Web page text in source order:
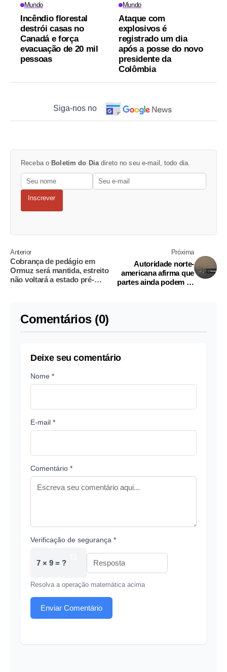
Mundo
Incêndio florestal
destrói casas no
Canadá e força
evacuação de 20 mil
pessoas
Mundo
Ataque com
explosivos é
registrado um dia
após a posse do novo
presidente da
Colômbia
Siga-nos no
Receba o Boletim do Diadireto no seu e-mail, todo dia.
Inscrever
Anterior
Cobrança de pedágio em
Ormuz será mantida, estreito
não voltará a estado pré-
Próxima
Autoridade norte-
americana afirma que
partes ainda podem se
Comentários (0)
Deixe seu comentário
Nome *
E-mail *
Comentário *
Verificação de segurança *
7 × 9 = ?
Resolva a operação matemática acima
Enviar Comentário